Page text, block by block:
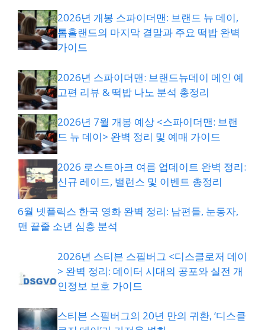
2026년 개봉 스파이더맨: 브랜드 뉴 데이,
톰홀랜드의 마지막 결말과 주요 떡밥 완벽
가이드
2026년 스파이더맨: 브랜드뉴데이 메인 예
고편 리뷰 & 떡밥 나노 분석 총정리
2026년 7월 개봉 예상 <스파이더맨: 브랜
드 뉴 데이> 완벽 정리 및 예매 가이드
2026 로스트아크 여름 업데이트 완벽 정리:
신규 레이드, 밸런스 및 이벤트 총정리
6월 넷플릭스 한국 영화 완벽 정리: 남편들, 눈동자,
맨 끝줄 소년 심층 분석
2026년 스티븐 스필버그 <디스클로저 데이
> 완벽 정리: 데이터 시대의 공포와 실전 개
인정보 보호 가이드
스티븐 스필버그의 20년 만의 귀환, ‘디스클